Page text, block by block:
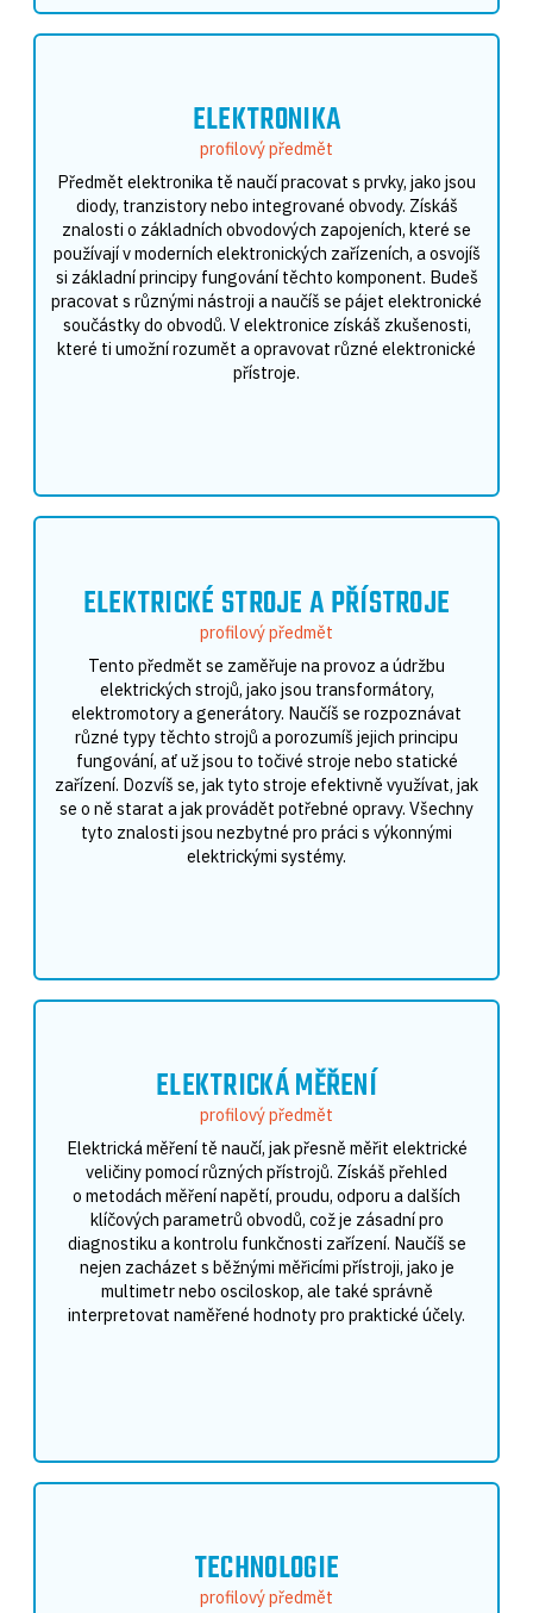
ELEKTRONIKA
profilový předmět
Předmět elektronika tě naučí pracovat s prvky, jako jsou
diody, tranzistory nebo integrované obvody. Získáš
znalosti o základních obvodových zapojeních, které se
používají v moderních elektronických zařízeních, a osvojíš
si základní principy fungování těchto komponent. Budeš
pracovat s různými nástroji a naučíš se pájet elektronické
součástky do obvodů. V elektronice získáš zkušenosti,
které ti umožní rozumět a opravovat různé elektronické
přístroje.
ELEKTRICKÉ STROJE A PŘÍSTROJE
profilový předmět
Tento předmět se zaměřuje na provoz a údržbu
elektrických strojů, jako jsou transformátory,
elektromotory a generátory. Naučíš se rozpoznávat
různé typy těchto strojů a porozumíš jejich principu
fungování, ať už jsou to točivé stroje nebo statické
zařízení. Dozvíš se, jak tyto stroje efektivně využívat, jak
se o ně starat a jak provádět potřebné opravy. Všechny
tyto znalosti jsou nezbytné pro práci s výkonnými
elektrickými systémy.
ELEKTRICKÁ MĚŘENÍ
profilový předmět
Elektrická měření tě naučí, jak přesně měřit elektrické
veličiny pomocí různých přístrojů. Získáš přehled
o metodách měření napětí, proudu, odporu a dalších
klíčových parametrů obvodů, což je zásadní pro
diagnostiku a kontrolu funkčnosti zařízení. Naučíš se
nejen zacházet s běžnými měřicími přístroji, jako je
multimetr nebo osciloskop, ale také správně
interpretovat naměřené hodnoty pro praktické účely.
TECHNOLOGIE
profilový předmět